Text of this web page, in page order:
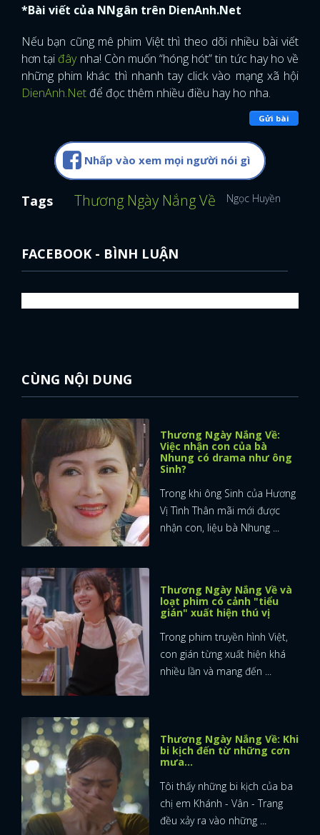
x
ĐĂNG NHẬP
*Bài viết của NNgân trên DienAnh.Net
Nếu bạn cũng mê phim Việt thì theo dõi nhiều bài viết
hơn tại đâynha! Còn muốn “hóng hót” tin tức hay ho về
những phim khác thì nhanh tay click vào mạng xã hội
DienAnh.Net để đọc thêm nhiều điều hay ho nha.
Gửi bài
Nhấp vào xem mọi người nói gì
Tags Thương Ngày Nắng Về Ngọc Huyền
FACEBOOK - BÌNH LUẬN
CÙNG NỘI DUNG
Thương Ngày Nắng Về:
Việc nhận con của bà
Nhung có drama như ông
Sinh?
Trong khi ông Sinh của Hương
Vị Tình Thân mãi mới được
nhận con, liệu bà Nhung ...
Thương Ngày Nắng Về và
loạt phim có cảnh "tiểu
gián" xuất hiện thú vị
Trong phim truyền hình Việt,
con gián từng xuất hiện khá
nhiều lần và mang đến ...
Thương Ngày Nắng Về: Khi
bi kịch đến từ những cơn
mưa...
Tôi thấy những bi kịch của ba
chị em Khánh - Vân - Trang
đều xảy ra vào những ...